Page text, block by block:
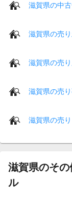
滋賀県の中
滋賀県の売
滋賀県の売
滋賀県の売
滋賀県の売
滋賀県のそ
ル